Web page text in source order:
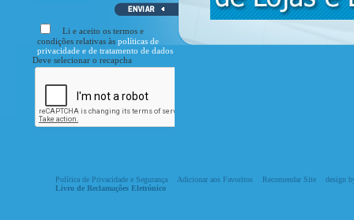
Li e aceito os termos e
condições relativas às políticas de
privacidade e de tratamento de dados
Deve selecionar o recapcha
Política de Privacidade e Segurança Adicionar aos Favoritos Recomendar Site
design
Livro de Reclamações Eletrónico